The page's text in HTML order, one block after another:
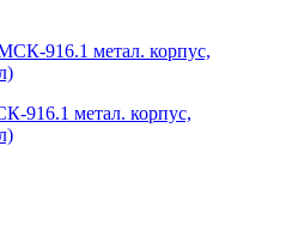
916.1 метал. корпус,